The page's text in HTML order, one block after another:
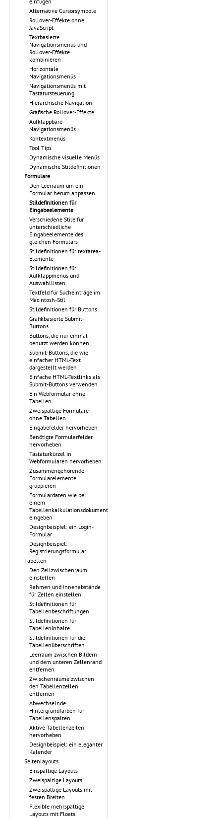
Alternative Cursorsymbole
Rollover-Effekte ohne
JavaScript
Textbasierte
Navigationsmenüs und
Rollover-Effekte
kombinieren
Horizontale
Navigationsmenüs
Navigationsmenüs mit
Tastatursteuerung
Hierarchische Navigation
Grafische Rollover-Effekte
Aufklappbare
Navigationsmenüs
Kontextmenüs
Tool Tips
Dynamische visuelle Menüs
Dynamische Stildefinitionen
Formulare
Den Leerraum um ein
Formular herum anpassen
Stildefinitionen für
Eingabeelemente
Verschiedene Stile für
unterschiedliche
Eingabeelemente des
gleichen Formulars
Stildefinitionen für textarea-
Elemente
Stildefinitionen für
Aufklappmenüs und
Auswahllisten
Textfeld für Sucheinträge im
Macintosh-Stil
Stildefinitionen für Buttons
Grafikbasierte Submit-
Buttons
Buttons, die nur einmal
benutzt werden können
Submit-Buttons, die wie
einfacher HTML-Text
dargestellt werden
Einfache HTML-Textlinks als
Submit-Buttons verwenden
Ein Webformular ohne
Tabellen
Zweispaltige Formulare
ohne Tabellen
Eingabefelder hervorheben
Benötigte Formularfelder
hervorheben
Tastaturkürzel in
Webformularen hervorheben
Zusammengehörende
Formularelemente
gruppieren
Formulardaten wie bei
einem
Tabellenkalkulationsdokument
eingeben
Designbeispiel: ein Login-
Formular
Designbeispiel:
Registrierungsformular
Tabellen
Den Zellzwischenraum
einstellen
Rahmen und Innenabstände
für Zellen einstellen
Stildefinitionen für
Tabellenbeschriftungen
Stildefinitionen für
Tabelleninhalte
Stildefinitionen für die
Tabellenüberschriften
Leerraum zwischen Bildern
und dem unteren Zellenrand
entfernen
Zwischenräume zwischen
den Tabellenzellen
entfernen
Abwechselnde
Hintergrundfarben für
Tabellenspalten
Aktive Tabellenzeilen
hervorheben
Designbeispiel: ein eleganter
Kalender
Seitenlayouts
Einspaltige Layouts
Zweispaltige Layouts
Zweispaltige Layouts mit
festen Breiten
Flexible mehrspaltige
Layouts mit Floats